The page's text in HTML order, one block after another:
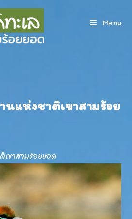
Menu
แห่งชาติเขาสามร้อย
ขาสามร้อยยอด